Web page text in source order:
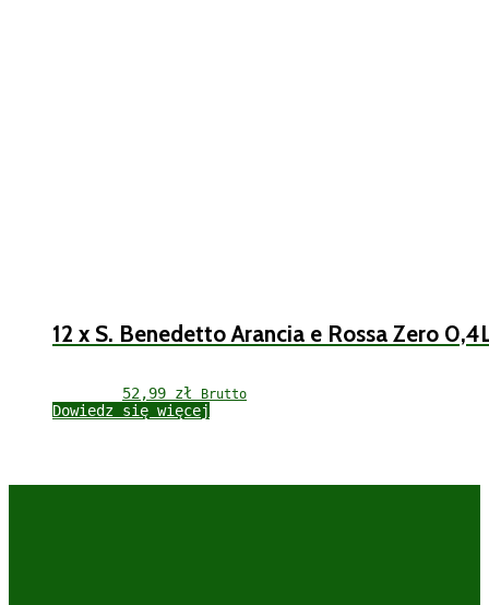
12 x S. Benedetto Arancia e Rossa Zero
52,99 zł Brutto
Dowiedz się więcej